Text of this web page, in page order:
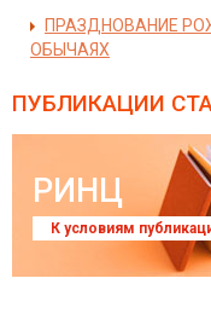
ПРАЗДНОВАНИЕ
ОБЫЧАЯХ
ПУБЛИКАЦИИ
РИНЦ
К условиям